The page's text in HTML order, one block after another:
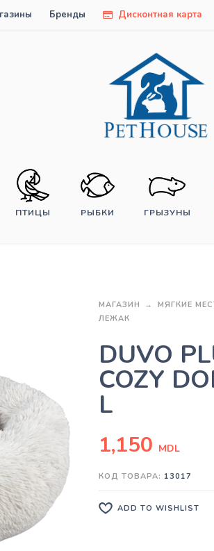
Бренды Дисконтная карта
ПТИЦЫ РЫБКИ ГРЫЗУНЫ
МАГАЗИН
МЯГКИЕ
ЛЕЖАК
DUVO
COZY
L
1,150 MDL
КОД ТОВАРА: 13017
ADD TO WISHLIST